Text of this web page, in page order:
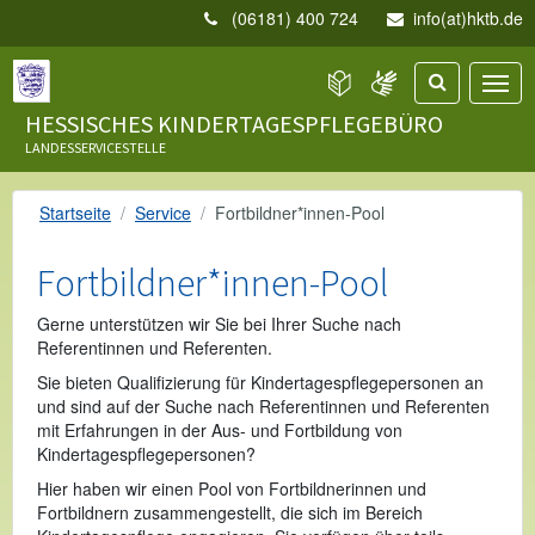
(06181) 400 724 info(at)hktb.de
HESSISCHES KINDERTAGESPFLEGEBÜRO
LANDESSERVICESTELLE
Startseite Service Fortbildner*innen-Pool
Fortbildner*innen-Pool
Gerne unterstützen wir Sie bei Ihrer Suche nach
Referentinnen und Referenten.
Sie bieten Qualifizierung für Kindertagespflegepersonen an
und sind auf der Suche nach Referentinnen und Referenten
mit Erfahrungen in der Aus- und Fortbildung von
Kindertagespflegepersonen?
Hier haben wir einen Pool von Fortbildnerinnen und
Fortbildnern zusammengestellt, die sich im Bereich